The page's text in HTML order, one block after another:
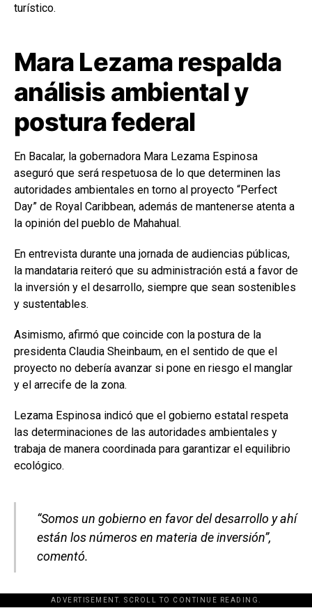
turístico.
Mara Lezama respalda
análisis ambiental y
postura federal
En Bacalar, la gobernadora Mara Lezama Espinosa
aseguró que será respetuosa de lo que determinen las
autoridades ambientales en torno al proyecto “Perfect
Day” de Royal Caribbean, además de mantenerse atenta a
la opinión del pueblo de Mahahual.
En entrevista durante una jornada de audiencias públicas,
la mandataria reiteró que su administración está a favor de
la inversión y el desarrollo, siempre que sean sostenibles
y sustentables.
Asimismo, afirmó que coincide con la postura de la
presidenta Claudia Sheinbaum, en el sentido de que el
proyecto no debería avanzar si pone en riesgo el manglar
y el arrecife de la zona.
Lezama Espinosa indicó que el gobierno estatal respeta
las determinaciones de las autoridades ambientales y
trabaja de manera coordinada para garantizar el equilibrio
ecológico.
“Somos un gobierno en favor del desarrollo y ahí
están los números en materia de inversión”,
comentó.
ADVERTISEMENT. SCROLL TO CONTINUE READING.
[adsforwp id="243463"]